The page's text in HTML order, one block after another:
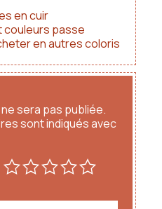
en cuir
passe
en autres coloris
sera pas publiée.
sont indiqués avec